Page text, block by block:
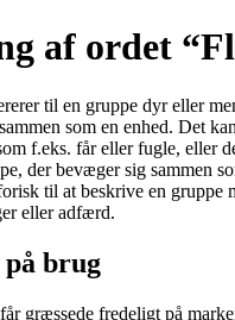
af ordet
til en gruppe dyr eller
som en enhed. Det
f.eks. får eller fugle, eller
der bevæger sig sammen
til at beskrive en gruppe
eller adfærd.
brug
græssede fredeligt på